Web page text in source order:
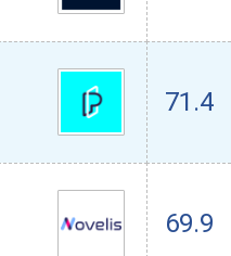
71.4
69.9